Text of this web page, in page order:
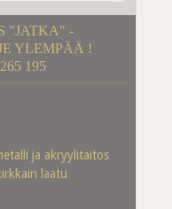
"JATKA" -
YLEMPÄÄ !
195
ja akryylitaitos
laatu